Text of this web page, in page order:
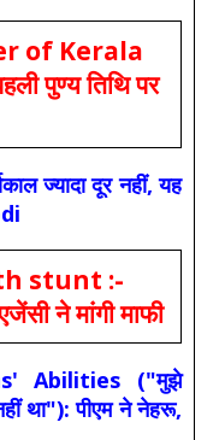
of Kerala
पुण्य तिथि पर
ज्यादा दूर नहीं, यह
stunt :-
ने मांगी माफी
Abilities ("मुझे
था"): पीएम ने नेहरू,